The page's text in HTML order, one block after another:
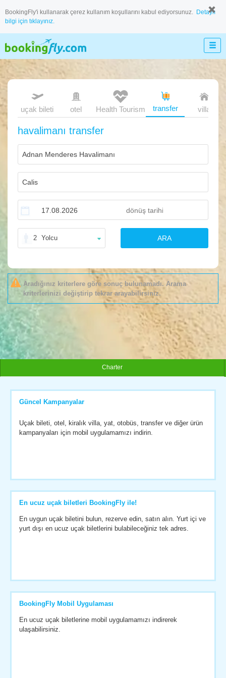
BookingFly'i kullanarak çerez kullanım koşullarını kabul ediyorsunuz. Detaylı
bilgi için tıklayınız.
uçak bileti otel transfer villa
Health Tourism
havalimanı transfer
2 Yolcu ARA
Aradığınız kriterlere göre sonuç bulunamadı. Arama
kriterlerinizi değiştirip tekrar arayabilirsiniz.
Charter
Güncel Kampanyalar
Uçak bileti, otel, kiralık villa, yat, otobüs, transfer ve diğer ürün
kampanyaları için mobil uygulamamızı indirin.
En ucuz uçak biletleri BookingFly ile!
En uygun uçak biletini bulun, rezerve edin, satın alın. Yurt içi ve
yurt dışı en ucuz uçak biletlerini bulabileceğiniz tek adres.
BookingFly Mobil Uygulaması
En ucuz uçak biletlerine mobil uygulamamızı indirerek
ulaşabilirsiniz.